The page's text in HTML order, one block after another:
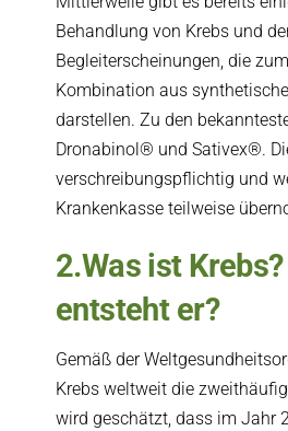
Behandlung von Krebs und
Begleiterscheinungen, die
Kombination aus
darstellen. Zu den
Dronabinol® und Sativex®.
verschreibungspflichtig und
Krankenkasse teilweise
2.Was ist
entsteht er?
Gemäß der
Krebs weltweit die
wird geschätzt, dass im Jahr